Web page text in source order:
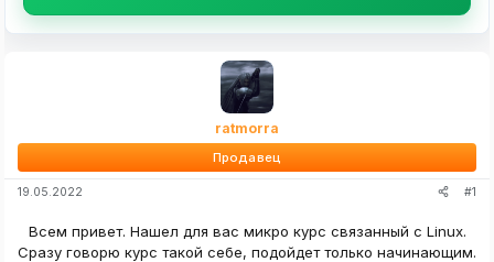
ratmorra
Продавец
19.05.2022 #1
Всем привет. Нашел для вас микро курс связанный с Linux.
Сразу говорю курс такой себе, подойдет только начинающим.